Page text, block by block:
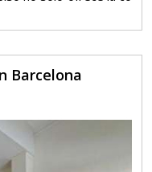
Barcelona